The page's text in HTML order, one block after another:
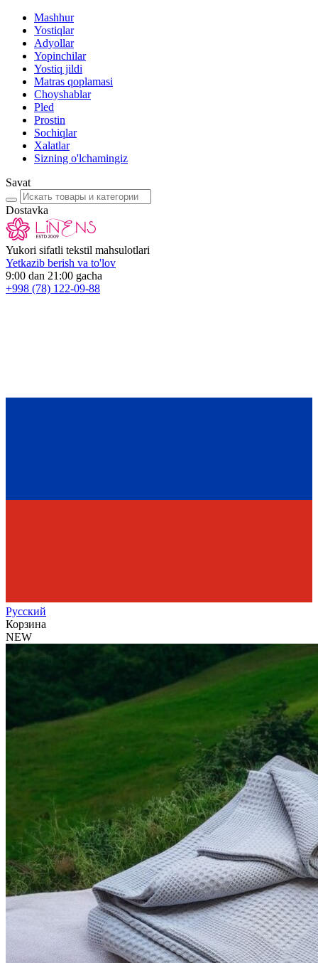
Mashhur
Yostiqlar
Adyollar
Yopinchilar
Yostiq jildi
Matras qoplamasi
Choyshablar
Pled
Prostin
Sochiqlar
Xalatlar
Sizning o'lchamingiz
Savat
Dostavka
Yukori sifatli tekstil mahsulotlari
Yetkazib berish va to'lov
9:00 dan 21:00 gacha
+998 (78) 122-09-88
Русский
Корзина
NEW